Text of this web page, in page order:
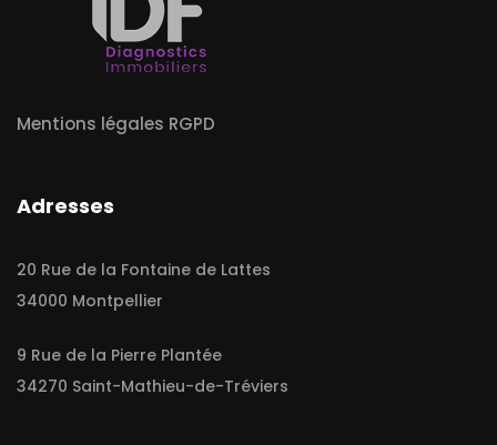
Mentions légales RGPD
Adresses
20 Rue de la Fontaine de Lattes
34000 Montpellier
9 Rue de la Pierre Plantée
34270 Saint-Mathieu-de-Tréviers